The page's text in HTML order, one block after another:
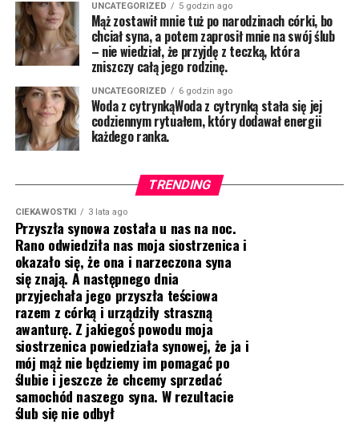
UNCATEGORIZED 5 godzin ago
Mąż zostawił mnie tuż po narodzinach córki, bo
chciał syna, a potem zaprosił mnie na swój ślub
– nie wiedział, że przyjdę z teczką, która
zniszczy całą jego rodzinę.
UNCATEGORIZED 6 godzin ago
Woda z cytrynkąWoda z cytrynką stała się jej
codziennym rytuałem, który dodawał energii
każdego ranka.
TRENDING
CIEKAWOSTKI 3 lata ago
Przyszła synowa została u nas na noc.
Rano odwiedziła nas moja siostrzenica i
okazało się, że ona i narzeczona syna
się znają. A następnego dnia
przyjechała jego przyszła teściowa
razem z córką i urządziły straszną
awanturę. Z jakiegoś powodu moja
siostrzenica powiedziała synowej, że ja i
mój mąż nie będziemy im pomagać po
ślubie i jeszcze że chcemy sprzedać
samochód naszego syna. W rezultacie
ślub się nie odbył